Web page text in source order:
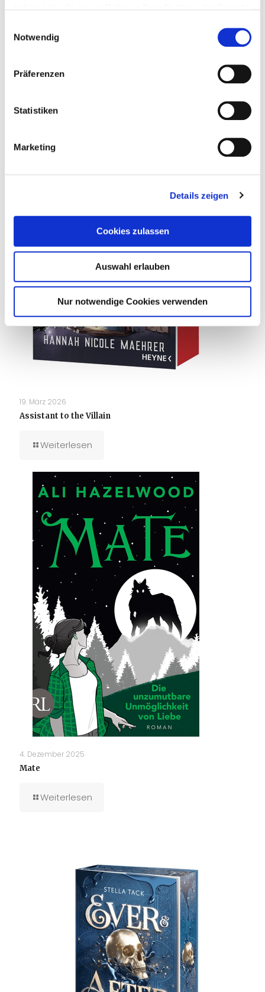
Notwendig
Präferenzen
Statistiken
Marketing
Details zeigen
Cookies zulassen
Auswahl erlauben
Nur notwendige Cookies verwenden
19. März 2026
Assistant to the Villain
Weiterlesen
4. Dezember 2025
Mate
Weiterlesen